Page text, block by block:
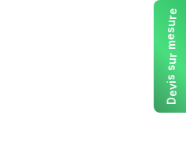
D
e
v
i
s
s
u
r
m
e
s
u
r
e